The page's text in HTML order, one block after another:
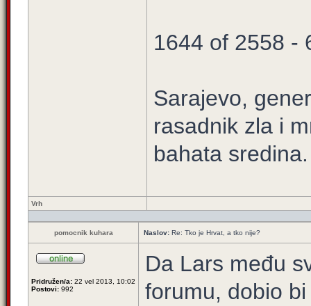
1644 of 2558 -
Sarajevo,
rasadnik zla i
bahata sredina.
Vrh
pomocnik kuhara Naslov: Re: Tko je Hrvat, a tko nije?
Pridružen/a: 22 vel 2013, 10:02
Postovi: 992
Da Lars među
forumu, dobio